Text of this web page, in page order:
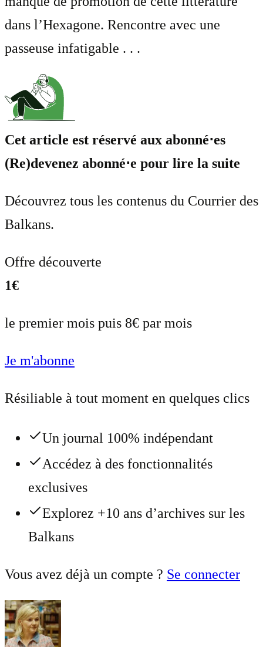
dans l’Hexagone. Rencontre avec une
passeuse infatigable . . .
Cet article est réservé aux abonné⋅es
(Re)devenez abonné⋅e pour lire la suite
Découvrez tous les contenus du Courrier des
Balkans.
Offre découverte
1€
le premier mois puis 8€ par mois
Je m'abonne
Résiliable à tout moment en quelques clics
Un journal 100% indépendant
Accédez à des fonctionnalités
exclusives
Explorez +10 ans d’archives sur les
Balkans
Vous avez déjà un compte ? Se connecter